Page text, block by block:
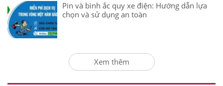
Pin và bình ắc quy xe điện: Hướng dẫn lựa
chọn và sử dụng an toàn
Xem thêm